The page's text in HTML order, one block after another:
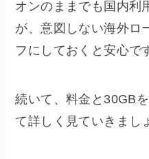
オンのままでも国内利
が、意図しない海外ロ
フにしておくと安心で
続いて、料金と30GB
て詳しく見ていきまし